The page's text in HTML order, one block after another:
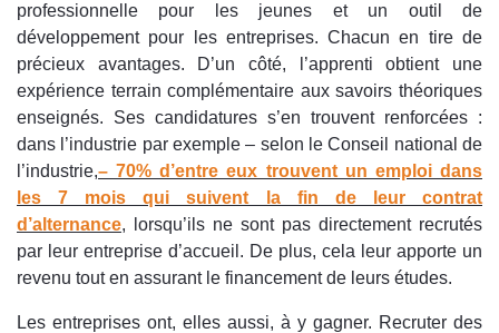
professionnelle pour les jeunes et un outil de
développement pour les entreprises. Chacun en tire de
précieux avantages. D’un côté, l’apprenti obtient une
expérience terrain complémentaire aux savoirs théoriques
enseignés. Ses candidatures s’en trouvent renforcées :
dans l’industrie par exemple – selon le Conseil national de
l’industrie,– 70% d’entre eux trouvent un emploi dans
les 7 mois qui suivent la fin de leur contrat
d’alternance, lorsqu’ils ne sont pas directement recrutés
par leur entreprise d’accueil. De plus, cela leur apporte un
revenu tout en assurant le financement de leurs études.
Les entreprises ont, elles aussi, à y gagner. Recruter des